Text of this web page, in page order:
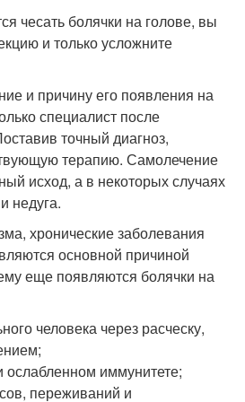
чесать болячки на голове, вы
и только усложните
и причину его появления на
специалист после
точный диагноз,
терапию. Самолечение
исход, а в некоторых случаях
недуга.
хронические заболевания
основной причиной
еще появляются болячки на
человека через расческу,
ослабленном иммунитете;
переживаний и